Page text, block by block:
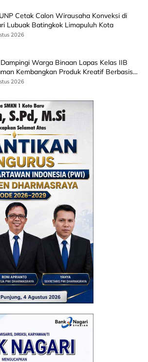
Cetak Calon Wirausaha Konveksi di
Lubuak Batingkok Limapuluh Kota
2026
Warga Binaan Lapas Kelas IIB
Kembangkan Produk Kreatif Berbasis
2026